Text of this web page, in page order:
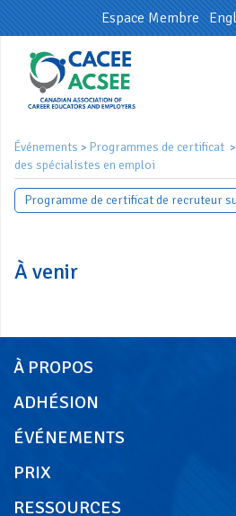
Espace Membre
Événements > Programmes de certificat >
des spécialistes en emploi
Programme de certificat de recruteur
À venir
À PROPOS
ADHÉSION
ÉVÉNEMENTS
PRIX
RESSOURCES